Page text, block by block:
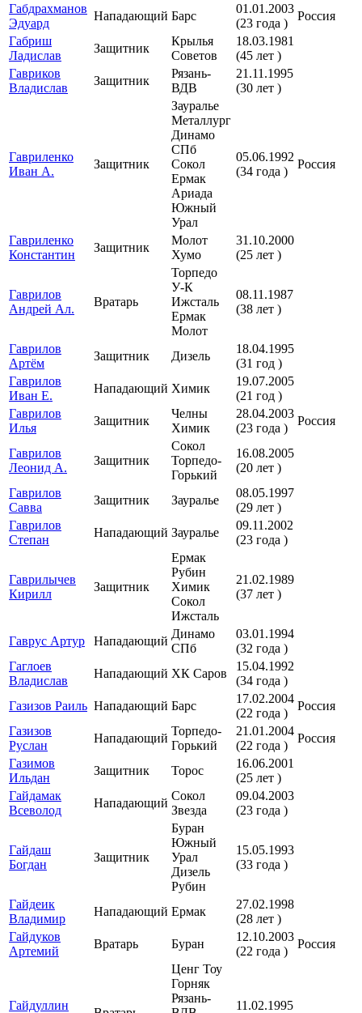
Габдрахманов
Эдуард
Нападающий Барс
01.01.2003
(23 года )
Россия
Габриш
Ладислав
Защитник
Крылья
Советов
18.03.1981
(45 лет )
Гавриков
Владислав
Защитник
Рязань-
ВДВ
21.11.1995
(30 лет )
Гавриленко
Иван А.
Защитник
Зауралье
Металлург
Динамо
СПб
Сокол
Ермак
Ариада
Южный
Урал
05.06.1992
(34 года )
Россия
Гавриленко
Константин
Защитник
Молот
Хумо
31.10.2000
(25 лет )
Гаврилов
Андрей Ал.
Вратарь
Торпедо
У-К
Ижсталь
Ермак
Молот
08.11.1987
(38 лет )
Гаврилов
Артём
Защитник Дизель
18.04.1995
(31 год )
Гаврилов
Иван Е.
Нападающий Химик
19.07.2005
(21 год )
Гаврилов
Илья
Защитник
Челны
Химик
28.04.2003
(23 года )
Россия
Гаврилов
Леонид А.
Защитник
Сокол
Торпедо-
Горький
16.08.2005
(20 лет )
Гаврилов
Савва
Защитник Зауралье
08.05.1997
(29 лет )
Гаврилов
Степан
Нападающий Зауралье
09.11.2002
(23 года )
Гаврилычев
Кирилл
Защитник
Ермак
Рубин
Химик
Сокол
Ижсталь
21.02.1989
(37 лет )
Гаврус Артур Нападающий
Динамо
СПб
03.01.1994
(32 года )
Гаглоев
Владислав
Нападающий ХК Саров
15.04.1992
(34 года )
Газизов Раиль Нападающий Барс
17.02.2004
(22 года )
Россия
Газизов
Руслан
Нападающий
Торпедо-
Горький
21.01.2004
(22 года )
Россия
Газимов
Ильдан
Защитник Торос
16.06.2001
(25 лет )
Гайдамак
Всеволод
Нападающий
Сокол
Звезда
09.04.2003
(23 года )
Гайдаш
Богдан
Защитник
Буран
Южный
Урал
Дизель
Рубин
15.05.1993
(33 года )
Гайдеик
Владимир
Нападающий Ермак
27.02.1998
(28 лет )
Гайдуков
Артемий
Вратарь Буран
12.10.2003
(22 года )
Россия
Гайдуллин
Ценг Тоу
Горняк
Рязань-
11.02.1995